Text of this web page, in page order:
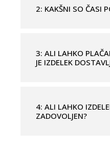
2: KAKŠNI SO ČASI
3: ALI LAHKO
JE IZDELEK
4: ALI LAHKO
ZADOVOLJEN?